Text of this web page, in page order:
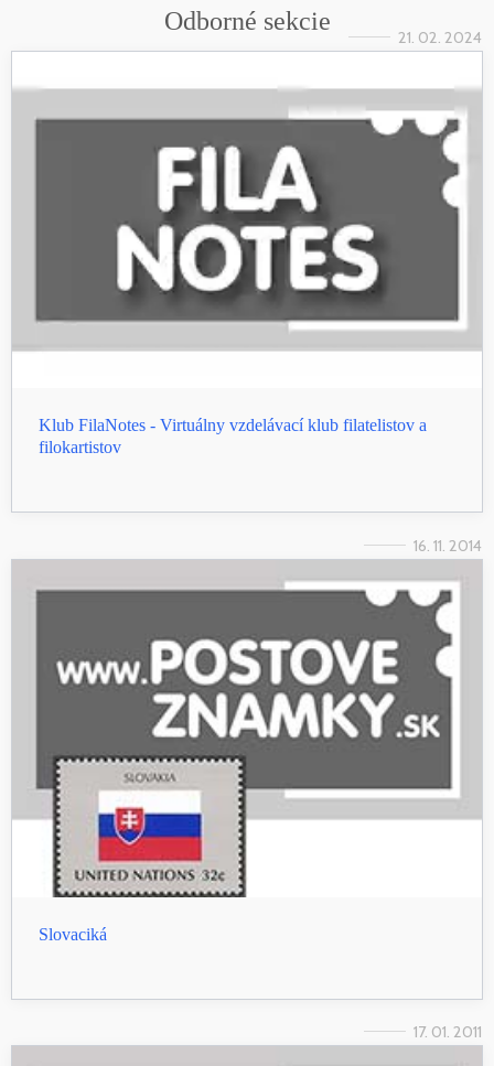
Odborné sekcie
21. 02. 2024
Klub FilaNotes - Virtuálny vzdelávací klub filatelistov a
filokartistov
16. 11. 2014
Slovaciká
17. 01. 2011